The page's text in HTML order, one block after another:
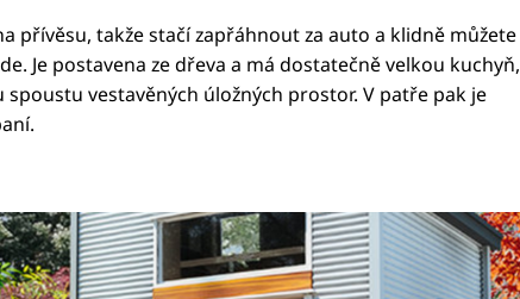
přívěsu, takže stačí zapřáhnout za auto a klidně můžete
Je postavena ze dřeva a má dostatečně velkou kuchyň,
vestavěných úložných prostor. V patře pak je